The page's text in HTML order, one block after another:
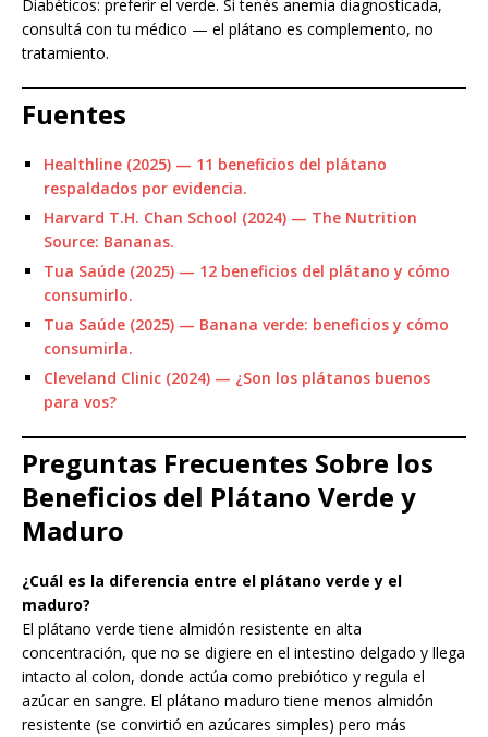
Diabéticos: preferir el verde. Si tenés anemia diagnosticada,
consultá con tu médico — el plátano es complemento, no
tratamiento.
Fuentes
Healthline (2025) — 11 beneficios del plátano
respaldados por evidencia.
Harvard T.H. Chan School (2024) — The Nutrition
Source: Bananas.
Tua Saúde (2025) — 12 beneficios del plátano y cómo
consumirlo.
Tua Saúde (2025) — Banana verde: beneficios y cómo
consumirla.
Cleveland Clinic (2024) — ¿Son los plátanos buenos
para vos?
Preguntas Frecuentes Sobre los
Beneficios del Plátano Verde y
Maduro
¿Cuál es la diferencia entre el plátano verde y el
maduro?
El plátano verde tiene almidón resistente en alta
concentración, que no se digiere en el intestino delgado y llega
intacto al colon, donde actúa como prebiótico y regula el
azúcar en sangre. El plátano maduro tiene menos almidón
resistente (se convirtió en azúcares simples) pero más